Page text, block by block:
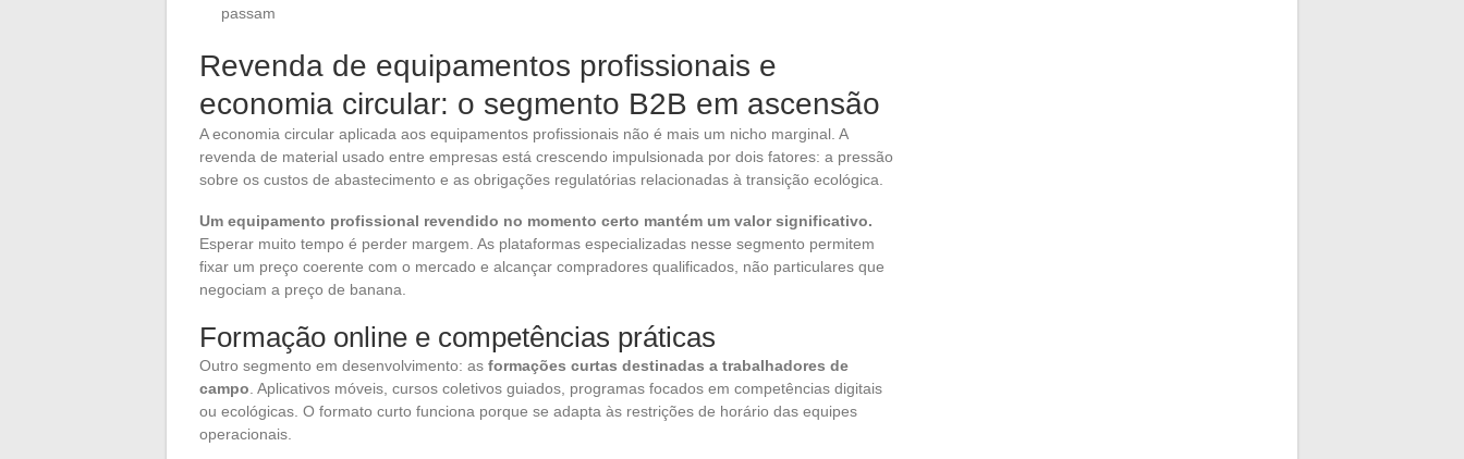
passam
Revenda de equipamentos profissionais e
economia circular: o segmento B2B em ascensão
A economia circular aplicada aos equipamentos profissionais não é mais um nicho marginal. A
revenda de material usado entre empresas está crescendo impulsionada por dois fatores: a pressão
sobre os custos de abastecimento e as obrigações regulatórias relacionadas à transição ecológica.
Um equipamento profissional revendido no momento certo mantém um valor significativo.
Esperar muito tempo é perder margem. As plataformas especializadas nesse segmento permitem
fixar um preço coerente com o mercado e alcançar compradores qualificados, não particulares que
negociam a preço de banana.
Formação online e competências práticas
Outro segmento em desenvolvimento: as formações curtas destinadas a trabalhadores de
campo . Aplicativos móveis, cursos coletivos guiados, programas focados em competências digitais
ou ecológicas. O formato curto funciona porque se adapta às restrições de horário das equipes
operacionais.